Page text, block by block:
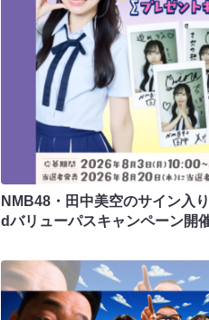
NMB48・田中美空のサイン入
dバリューパスキャンペーン開